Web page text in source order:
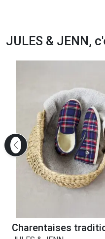
JULES & JENN,
Charentaises